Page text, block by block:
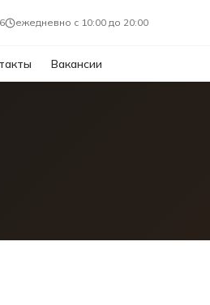
ежедневно с 10:00 до 20:00
Вакансии